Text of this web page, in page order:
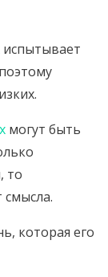
испытывает
могут быть
то
смысла.
которая его